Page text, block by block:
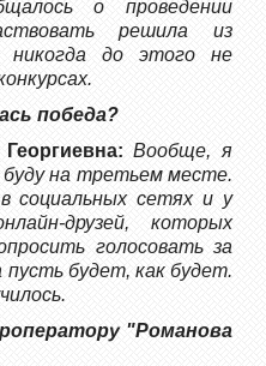
о проведении
решила из
никогда до этого не
победа?
Вообще, я
на третьем месте.
социальных сетях и у
друзей, которых
голосовать за
будет, как будет.
"Романова